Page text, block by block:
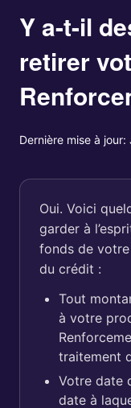
Y a-t-il
retirer
Dernière mise à jour:
Oui. Voici
garder à
fonds de
du crédit :
Tout
à votre
traitement
Votre date
date à